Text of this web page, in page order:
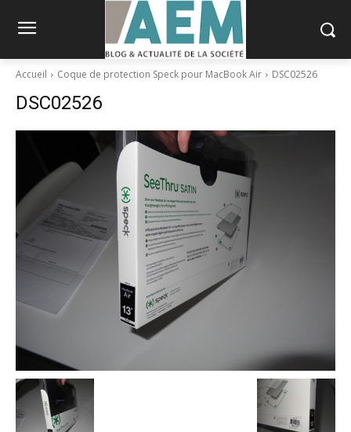
Accueil Coque de protection Speck pour MacBook Air DSC02526
DSC02526